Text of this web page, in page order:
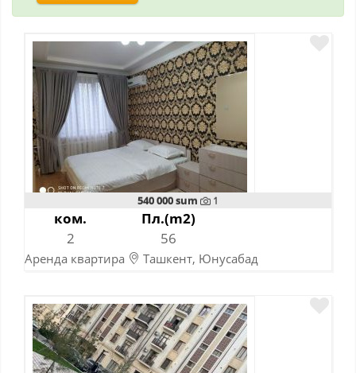
540 000 sum 1
ком.
2
Пл.(m2)
56
Аренда квартира
Ташкент, Юнусабад
10-11-2023